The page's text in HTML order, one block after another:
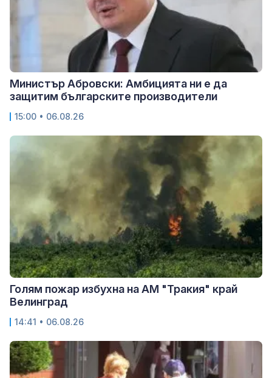
Министър Абровски: Амбицията ни е да
защитим българските производители
15:00 • 06.08.26
Голям пожар избухна на АМ "Тракия" край
Велинград
14:41 • 06.08.26